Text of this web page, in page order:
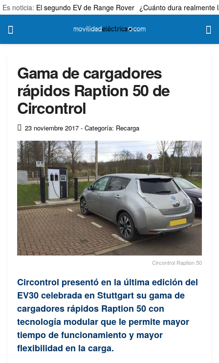
Es noticia: El segundo EV de Range Rover ¿Cuánto dura realmente
Gama de cargadores
rápidos Raption 50 de
Circontrol
23 noviembre 2017 - Categoría: Recarga
Circontrol Raption 50
Circontrol presentó en la última edición del
EV30 celebrada en Stuttgart su gama de
cargadores rápidos Raption 50 con
tecnología modular que le permite mayor
tiempo de funcionamiento y mayor
flexibilidad en la carga.